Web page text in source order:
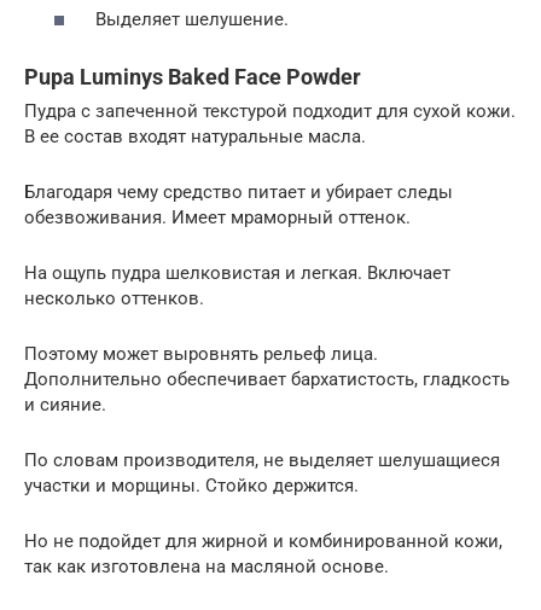
Выделяет шелушение.
Pupa Luminys Baked Face Powder
Пудра с запеченной текстурой подходит для сухой кожи.
В ее состав входят натуральные масла.
Благодаря чему средство питает и убирает следы
обезвоживания. Имеет мраморный оттенок.
На ощупь пудра шелковистая и легкая. Включает
несколько оттенков.
Поэтому может выровнять рельеф лица.
Дополнительно обеспечивает бархатистость, гладкость
и сияние.
По словам производителя, не выделяет шелушащиеся
участки и морщины. Стойко держится.
Но не подойдет для жирной и комбинированной кожи,
так как изготовлена на масляной основе.